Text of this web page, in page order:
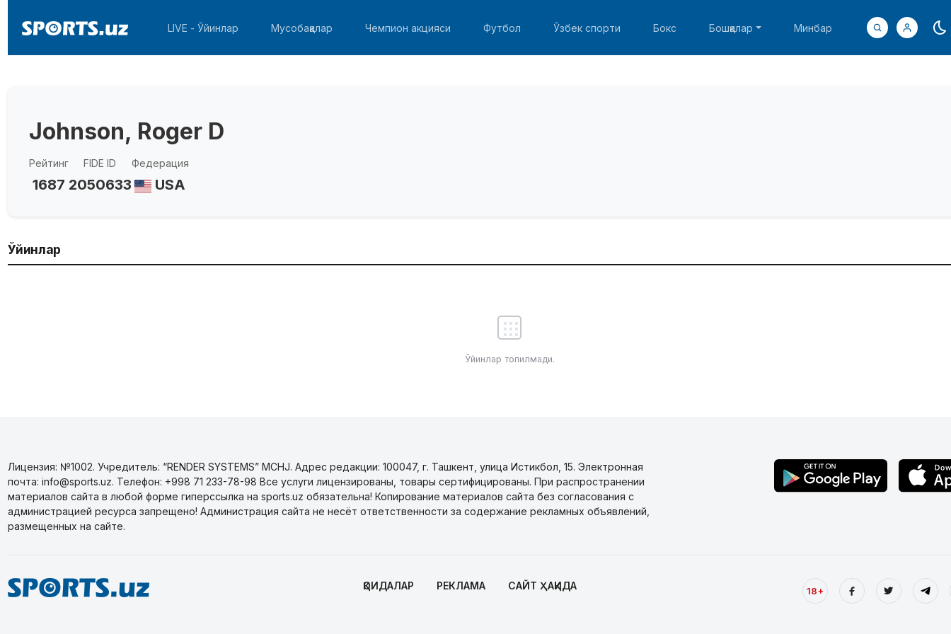
LIVE - Ўйинлар Мусобақалар Чемпион акцияси Футбол Ўзбек спорти Бокс Бошқалар Минбар
Johnson, Roger D
Рейтинг
1687
FIDE ID
2050633
Федерация
USA
Ўйинлар
Ўйинлар топилмади.
Лицензия: №1002. Учредитель: “RENDER SYSTEMS” MCHJ. Адрес редакции: 100047, г. Ташкент, улица Истикбол, 15. Электронная
почта: info@sports.uz. Телефон: +998 71 233-78-98 Все услуги лицензированы, товары сертифицированы. При распространении
материалов сайта в любой форме гиперссылка на sports.uz обязательна! Копирование материалов сайта без согласования с
администрацией ресурса запрещено! Администрация сайта не несёт ответственности за содержание рекламных объявлений,
размещенных на сайте.
ҚОИДАЛАР РЕКЛАМА САЙТ ҲАҚИДА 18+